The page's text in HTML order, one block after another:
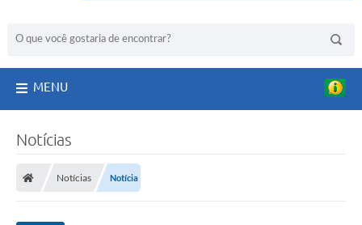
MENU
Notícias
Notícias Notícia